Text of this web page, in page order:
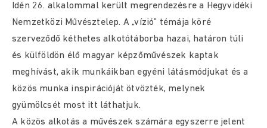
Idén 26. alkalommal került megrendezésre a Hegyvidéki
Nemzetközi Művésztelep. A „vízió” témája köré
szerveződő kéthetes alkotótáborba hazai, határon túli
és külföldön élő magyar képzőművészek kaptak
meghívást, akik munkáikban egyéni látásmódjukat és a
közös munka inspirációját ötvözték, melynek
gyümölcsét most itt láthatjuk.
A közös alkotás a művészek számára egyszerre jelent